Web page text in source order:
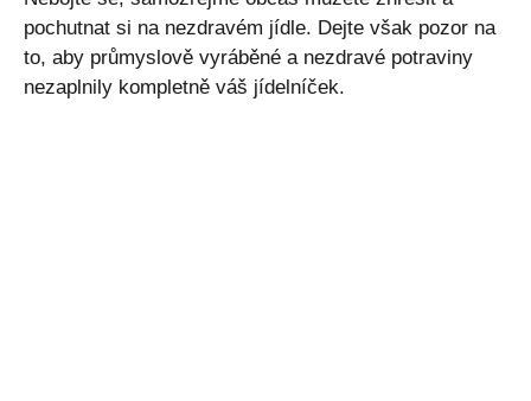
pochutnat si na nezdravém jídle. Dejte však pozor na
to, aby průmyslově vyráběné a nezdravé potraviny
nezaplnily kompletně váš jídelníček.